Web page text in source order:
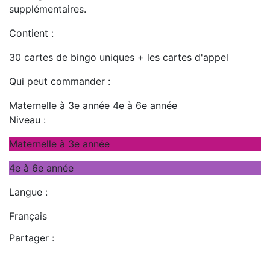
supplémentaires.
Contient :
30 cartes de bingo uniques + les cartes d'appel
Qui peut commander :
Maternelle à 3e année 4e à 6e année
Niveau :
Maternelle à 3e année
4e à 6e année
Langue :
Français
Partager :